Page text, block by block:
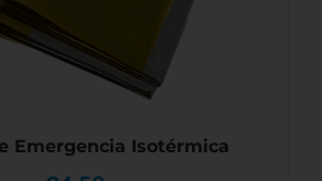
Emergencia Isotérmica